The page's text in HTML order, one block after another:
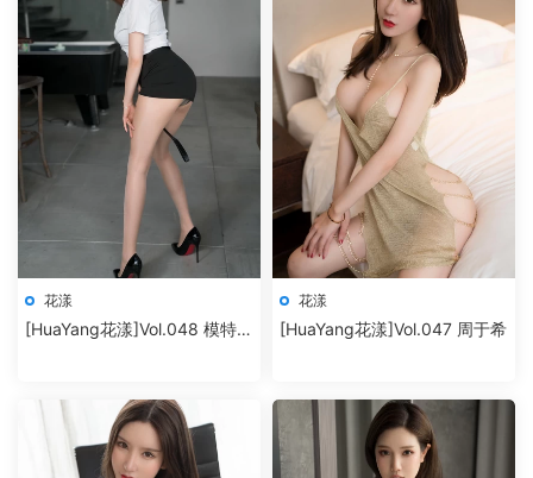
花漾
[HuaYang花漾]Vol.048 模特合
花漾
[HuaYang花漾]Vol.047 周于希